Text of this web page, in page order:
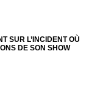
SUR L’INCIDENT OÙ
DE SON SHOW